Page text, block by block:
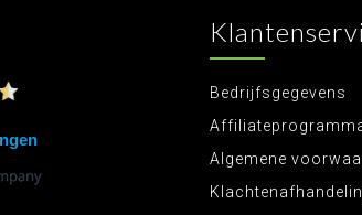
Bedrijfsgegevens
Algemene